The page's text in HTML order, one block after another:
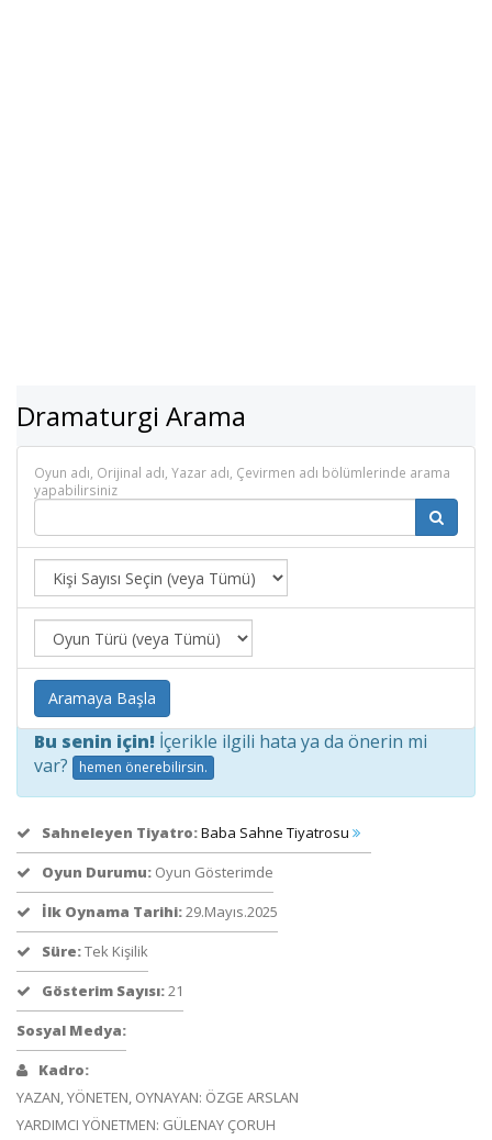
Dramaturgi Arama
Oyun adı, Orijinal adı, Yazar adı, Çevirmen adı bölümlerinde arama
yapabilirsiniz
Aramaya Başla
Bu senin için! İçerikle ilgili hata ya da önerin mi
var?
hemen önerebilirsin.
Sahneleyen Tiyatro:Baba Sahne Tiyatrosu
Oyun Durumu: Oyun Gösterimde
İlk Oynama Tarihi:29.Mayıs.2025
Süre:Tek Kişilik
Gösterim Sayısı:21
Sosyal Medya:
Kadro:
YAZAN, YÖNETEN, OYNAYAN: ÖZGE ARSLAN
YARDIMCI YÖNETMEN: GÜLENAY ÇORUH